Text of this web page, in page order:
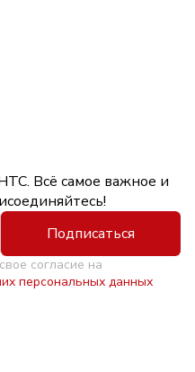
Всё самое важное и
Подписаться
согласие на
персональных данных